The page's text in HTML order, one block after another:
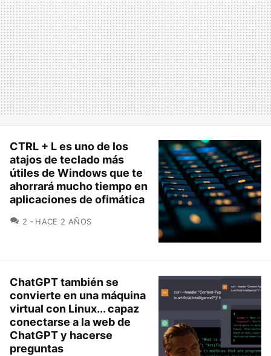
CTRL + L es uno de los
atajos de teclado más
útiles de Windows que te
ahorrará mucho tiempo en
aplicaciones de ofimática
2 COMENTARIOS
HACE 2 AÑOS
ChatGPT también se
convierte en una máquina
virtual con Linux... capaz
conectarse a la web de
ChatGPT y hacerse
preguntas